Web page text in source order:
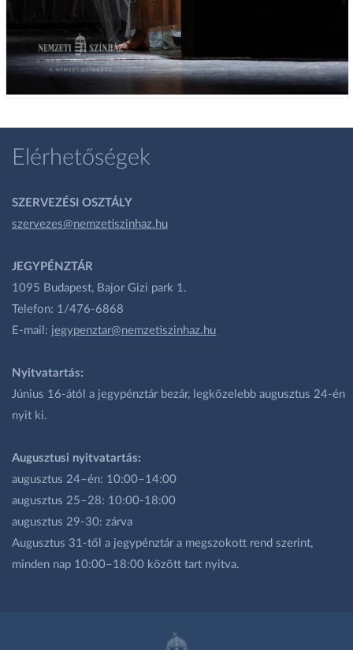
Elérhetőségek
SZERVEZÉSI OSZTÁLY
szervezes@nemzetiszinhaz.hu
JEGYPÉNZTÁR
1095 Budapest, Bajor Gizi park 1.
Telefon: 1/476-6868
E-mail: jegypenztar@nemzetiszinhaz.hu
Nyitvatartás:
Június 16-ától a jegypénztár bezár, legközelebb augusztus 24-én
nyit ki.
Augusztusi nyitvatartás:
augusztus 24–én: 10:00–14:00
augusztus 25–28: 10:00-18:00
augusztus 29-30: zárva
Augusztus 31-től a jegypénztár a megszokott rend szerint,
minden nap 10:00–18:00 között tart nyitva.